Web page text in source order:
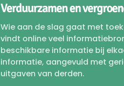
Verduurzamen en
Wie aan de slag gaat met
vindt online veel
beschikbare informatie bij
informatie, aangevuld met
uitgaven van derden.